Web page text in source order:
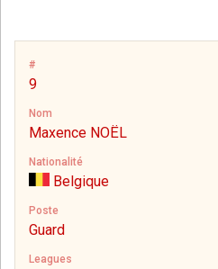
#
9
Nom
Maxence NOËL
Nationalité
Belgique
Poste
Guard
Leagues